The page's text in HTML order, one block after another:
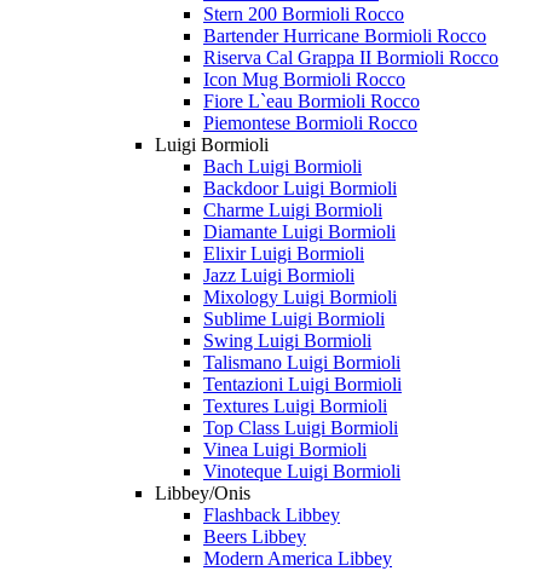
Stern 200 Bormioli Rocco
Bartender Hurricane Bormioli Rocco
Riserva Cal Grappa II Bormioli Rocco
Icon Mug Bormioli Rocco
Fiore L`eau Bormioli Rocco
Piemontese Bormioli Rocco
Luigi Bormioli
Bach Luigi Bormioli
Backdoor Luigi Bormioli
Charme Luigi Bormioli
Diamante Luigi Bormioli
Elixir Luigi Bormioli
Jazz Luigi Bormioli
Mixology Luigi Bormioli
Sublime Luigi Bormioli
Swing Luigi Bormioli
Talismano Luigi Bormioli
Tentazioni Luigi Bormioli
Textures Luigi Bormioli
Top Class Luigi Bormioli
Vinea Luigi Bormioli
Vinoteque Luigi Bormioli
Libbey/Onis
Flashback Libbey
Beers Libbey
Modern America Libbey